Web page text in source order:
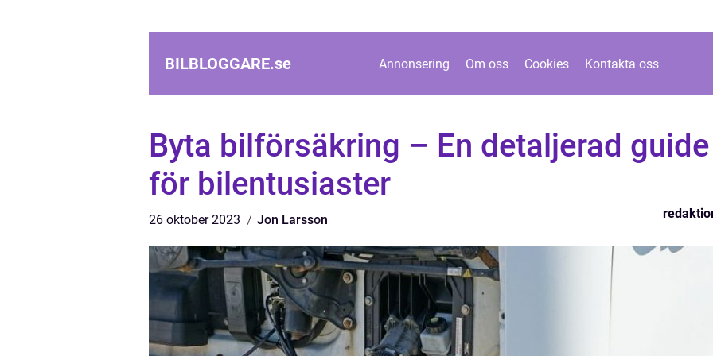
BILBLOGGARE.se Annonsering Om oss Cookies Kontakta oss
Byta bilförsäkring – En detaljerad guide
för bilentusiaster
26 oktober 2023 Jon Larsson